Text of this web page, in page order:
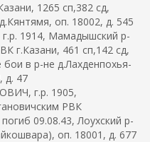
1265 сп,382 сд,
оп. 18002, д. 545
1914, Мамадышский р-
г.Казани, 461 сп,142 сд,
в р-не д.Лахденпохья-
д. 47
г.р. 1905,
РВК
09.08.43, Лоухский р-
оп. 18001, д. 677